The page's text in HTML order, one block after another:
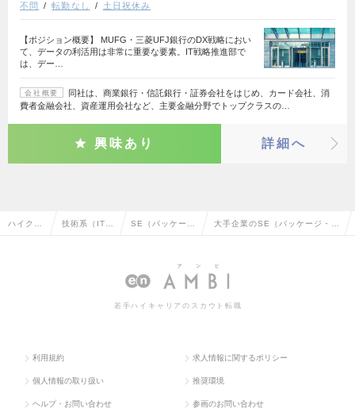
不問
転勤なし 土日祝休み
【ポジション概要】 MUFG・三菱UFJ銀行のDX戦略におい
て、データの利活用は非常に重要な要素。IT戦略推進部で
は、デー…
会社概要
同社は、商業銀行・信託銀行・証券会社をはじめ、カード会社、消
費者金融会社、資産運用会社など、主要金融分野でトップクラスの…
興味あり 詳細へ
ハイクラ 技術系（IT・ SE（パッケー
ア系）
大手企業のSE（パッケージ・ミ
報一覧
若手ハイキャリアのスカウト転職
利用規約 求人情報に関するポリシー
個人情報の取り扱い 推奨環境
ヘルプ・お問い合わせ 参画のお問い合わせ